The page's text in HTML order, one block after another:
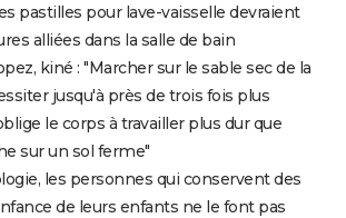
pastilles pour lave-vaisselle devraient
alliées dans la salle de bain
kiné : "Marcher sur le sable sec de la
jusqu'à près de trois fois plus
le corps à travailler plus dur que
sur un sol ferme"
les personnes qui conservent des
de leurs enfants ne le font pas